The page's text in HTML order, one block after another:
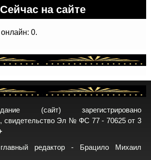
Сейчас на сайте
0.
(сайт) зарегистрировано
свидетельство Эл № ФС 77 - 70625 от 3
редактор - Брацило Михаил